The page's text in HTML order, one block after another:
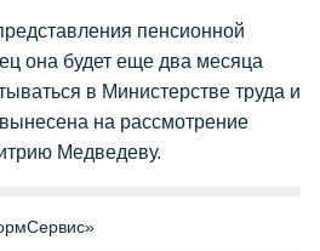
пенсионной
она будет еще два месяца
в Министерстве труда и
на рассмотрение
Медведеву.